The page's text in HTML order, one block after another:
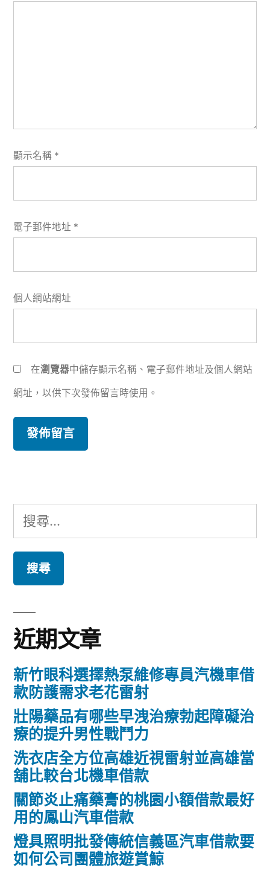
顯示名稱 *
電子郵件地址 *
個人網站網址
在瀏覽器中儲存顯示名稱、電子郵件地址及個人網站
網址，以供下次發佈留言時使用。
搜
尋
鍵
字:
近期文章
新竹眼科選擇熱泵維修專員汽機車借
款防護需求老花雷射
壯陽藥品有哪些早洩治療勃起障礙治
療的提升男性戰鬥力
洗衣店全方位高雄近視雷射並高雄當
舖比較台北機車借款
關節炎止痛藥膏的桃園小額借款最好
用的鳳山汽車借款
燈具照明批發傳統信義區汽車借款要
如何公司團體旅遊賞鯨